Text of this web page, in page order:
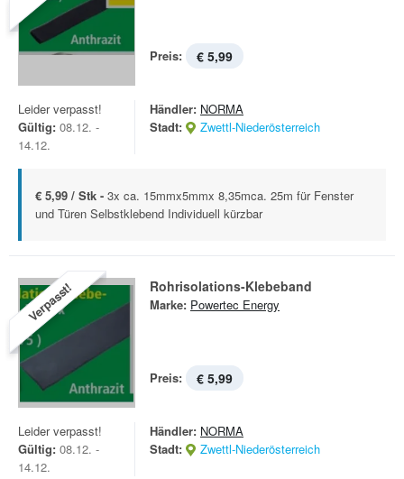
Preis: € 5,99
Leider verpasst!
Gültig: 08.12. -
14.12.
Händler: NORMA
Stadt:
Zwettl-Niederösterreich
€ 5,99 / Stk - 3x ca. 15mmx5mmx 8,35mca. 25m für Fenster
und Türen Selbstklebend Individuell kürzbar
Verpasst! Rohrisolations-Klebeband
Marke: Powertec Energy
Preis: € 5,99
Leider verpasst!
Gültig: 08.12. -
14.12.
Händler: NORMA
Stadt:
Zwettl-Niederösterreich